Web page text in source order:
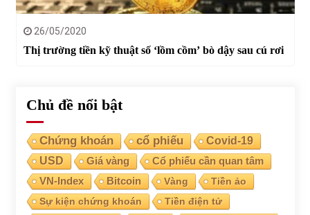
26/05/2020
Thị trường tiền kỹ thuật số ‘lồm cồm’ bò dậy sau cú rơi
Chủ đề nổi bật
Chứng khoán cổ phiếu
Covid-19
USD
Giá vàng Cổ phiếu cần quan tâm
VN-Index Bitcoin Vàng
Tiền ảo
Sự kiện chứng khoán
Tiền điện tử